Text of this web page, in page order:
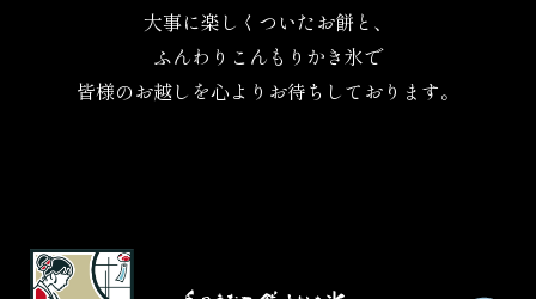
大事に楽しくついたお餅と、
ふんわりこんもりかき氷で
皆様のお越しを心よりお待ちしております。